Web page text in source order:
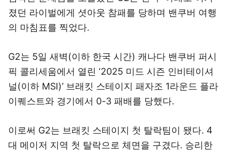
졌던 라이벌에게 셧아웃 참패를 당하며 밴쿠버 여행
의 마침표를 찍었다.
G2는 5일 새벽(이하 한국 시간) 캐나다 밴쿠버 퍼시
픽 콜리세움에서 열린 ‘2025 미드 시즌 인비테이셔
널(이하 MSI)’ 브래킷 스테이지 패자조 1라운드 플라
이퀘스트와 경기에서 0-3 패배를 당했다.
이로써 G2는 브래킷 스테이지 첫 탈락팀이 됐다. 4
대 메이저 지역 첫 탈락으로 체면을 구겼다. 승리한